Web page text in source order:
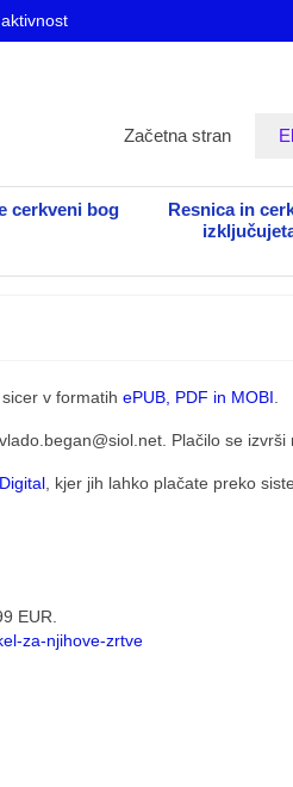
Začetna stran
cerkveni bog
Resnica in
v formatih ePUB, PDF in MOBI
Plačilo se izvrši
, kjer jih lahko plačate preko
EUR.
za-njihove-zrtve